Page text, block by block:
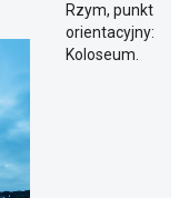
Rzym, punkt
orientacyjny:
Koloseum.